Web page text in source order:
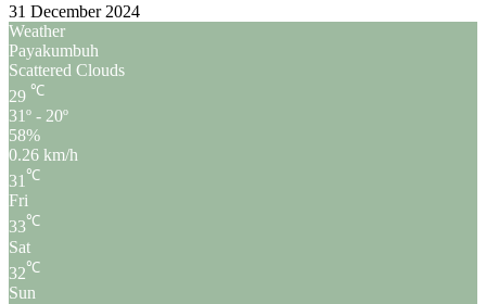
31 December 2024
Weather
Payakumbuh
Scattered Clouds
29 ℃
31º - 20º
58%
0.26 km/h
31 ℃
Fri
33℃
Sat
32℃
Sun